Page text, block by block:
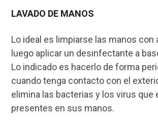
LAVADO DE MANOS
Lo ideal es limpiarse las manos con
luego aplicar un desinfectante a
Lo indicado es hacerlo de forma
cuando tenga contacto con el
elimina las bacterias y los virus que
presentes en sus manos.